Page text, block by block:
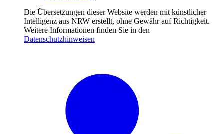
Die Übersetzungen dieser Website werden mit künstlicher
Intelligenz aus NRW erstellt, ohne Gewähr auf Richtigkeit.
Weitere Informationen finden Sie in den
Datenschutzhinweisen